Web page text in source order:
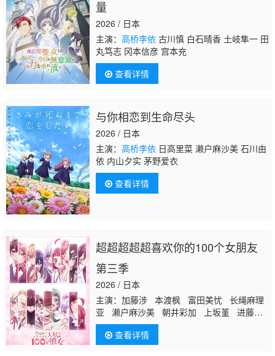
量
2026 / 日本
主演： 高桥李依古川慎 白石晴香 土岐隼一 田
丸笃志 冈本信彦 宫本充
查看详情
与你相恋到生命尽头
2026 / 日本
主演： 高桥李依日高里菜 濑户麻沙美 石川由
依 内山夕实 茅野爱衣
查看详情
超超超超超喜欢你的100个女朋友
第三季
2026 / 日本
主演：加藤涉 本渡枫 富田美忧 长绳麻理
亚 濑户麻沙美 朝井彩加 上坂堇 进藤天
音 三森铃子高桥李依
石原夏织 竹达彩奈 千叶繁 上田祐司
查看详情